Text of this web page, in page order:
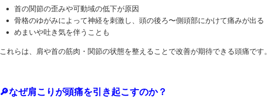
首の関節の歪みや可動域の低下が原因
骨格のゆがみによって神経を刺激し、頭の後ろ〜側頭部にかけて痛みが出る
めまいや吐き気を伴うことも
これらは、肩や首の筋肉・関節の状態を整えることで改善が期待できる頭痛です。
🔎なぜ肩こりが頭痛を引き起こすのか？